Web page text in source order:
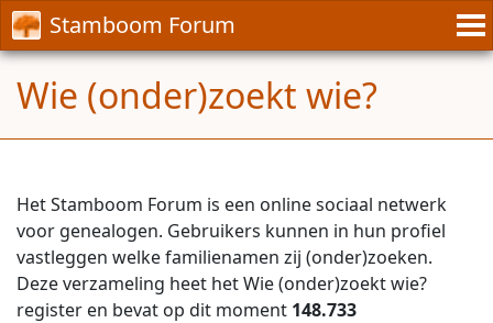
Stamboom Forum
Wie (onder)zoekt wie?
Het Stamboom Forum is een online sociaal netwerk
voor genealogen. Gebruikers kunnen in hun profiel
vastleggen welke familienamen zij (onder)zoeken.
Deze verzameling heet het Wie (onder)zoekt wie?
register en bevat op dit moment 148.733